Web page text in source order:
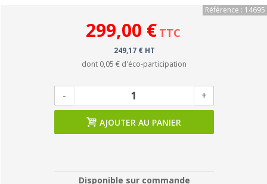
Référence : 14695
299,00 € TTC
249,17 € HT
dont 0,05 € d'éco-participation
- +
AJOUTER AU PANIER
Disponible sur commande